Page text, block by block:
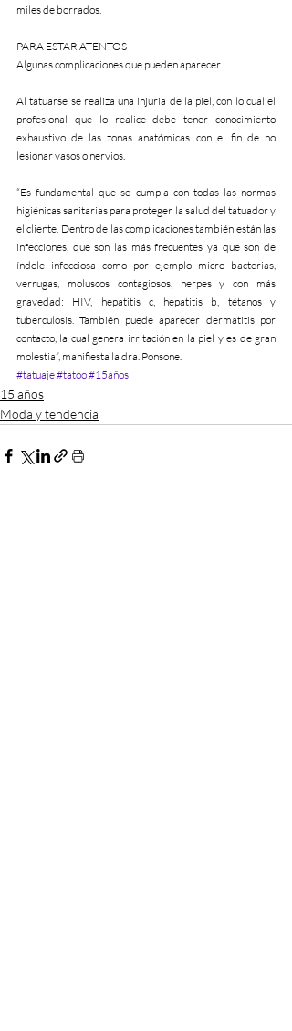
miles de borrados.
PARA ESTAR ATENTOS
Algunas complicaciones que pueden aparecer
Al tatuarse se realiza una injuria de la piel, con lo cual el
profesional que lo realice debe tener conocimiento
exhaustivo de las zonas anatómicas con el fin de no
lesionar vasos o nervios.
“Es fundamental que se cumpla con todas las normas
higiénicas sanitarias para proteger la salud del tatuador y
el cliente. Dentro de las complicaciones también están las
infecciones, que son las más frecuentes ya que son de
índole infecciosa como por ejemplo micro bacterias,
verrugas, moluscos contagiosos, herpes y con más
gravedad: HIV, hepatitis c, hepatitis b, tétanos y
tuberculosis. También puede aparecer dermatitis por
contacto, la cual genera irritación en la piel y es de gran
molestia”, manifiesta la dra. Ponsone.
#tatuaje#tatoo#15años
15 años
Moda y tendencia